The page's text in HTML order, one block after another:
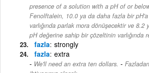
presence of a solution with a pH of or
Fenolftalein, 10.0 ya da daha fazla bir
varlığında parlak mora dönüşecektir ve 8.2
pH değerine sahip bir çözeltinin varlığında
fazla strongly
fazla extra
We'll need an extra ten dollars. -